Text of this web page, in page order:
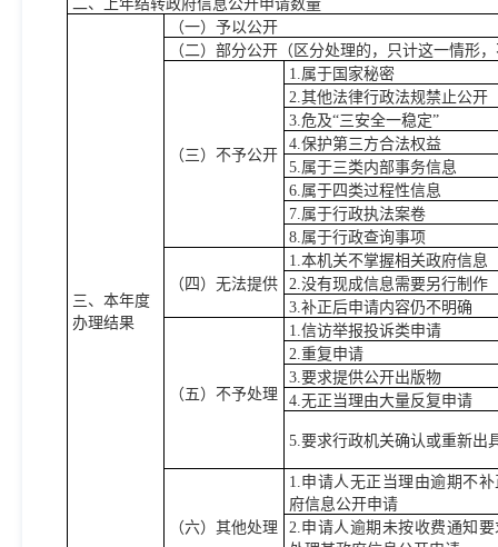
二、上年结转政府信息公开申请数量
三、本年度
办理结果
（一）予以公开
（二）部分公开（区分处理的，只计这一情形
（三）不予公开
1.属于国家秘密
2.其他法律行政法规禁止公开
3.危及“三安全一稳定”
4.保护第三方合法权益
5.属于三类内部事务信息
6.属于四类过程性信息
7.属于行政执法案卷
8.属于行政查询事项
（四）无法提供
1.本机关不掌握相关政府信息
2.没有现成信息需要另行制作
3.补正后申请内容仍不明确
（五）不予处理
1.信访举报投诉类申请
2.重复申请
3.要求提供公开出版物
4.无正当理由大量反复申请
5.要求行政机关确认或重新出
（六）其他处理
1.申请人无正当理由逾期不
府信息公开申请
2.申请人逾期未按收费通知